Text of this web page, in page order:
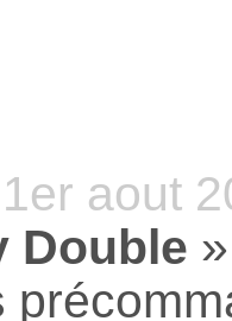
aout
Double